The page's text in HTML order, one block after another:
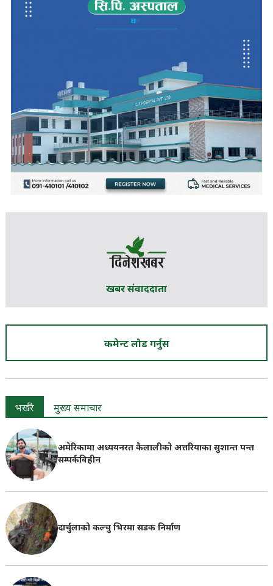
खबर संवाददाता
कमेन्ट लोड गर्नुस
भर्खरै मुख्य समाचार
अमेरिकामा अध्ययनरत कैलालीको अत्तरियाका सुशान्त पन्त
सम्पर्कविहीन
दार्चुलाको कल्चु भिरमा सडक निर्माण